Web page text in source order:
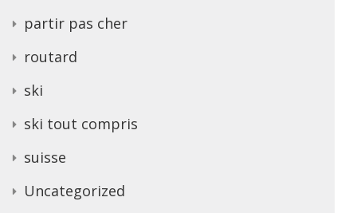
partir pas cher
routard
ski
ski tout compris
suisse
Uncategorized